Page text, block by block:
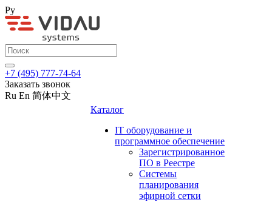
Ру
+7 (495) 777-74-64
Заказать звонок
Ru En 简体中文
Каталог
IT оборудование и
программное обеспечение
Зарегистрированное
ПО в Реестре
Системы
планирования
эфирной сетки